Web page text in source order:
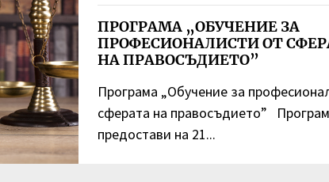
ПРОГРАМА „ОБУЧЕНИЕ ЗА
ПРОФЕСИОНАЛИСТИ ОТ
НА ПРАВОСЪДИЕТО”
Програма „Обучение за
сферата на правосъдието”
предостави на 21...